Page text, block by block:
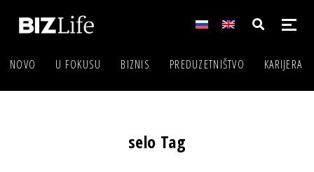
NOVO U FOKUSU BIZNIS PREDUZETNIŠTVO KARIJERA
selo Tag